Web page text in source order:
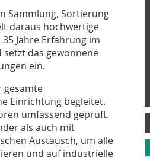
Sammlung, Sortierung
daraus hochwertige
Jahre Erfahrung im
setzt das gewonnene
ein.
gesamte
Einrichtung begleitet.
umfassend geprüft.
als auch mit
Austausch, um alle
und auf industrielle